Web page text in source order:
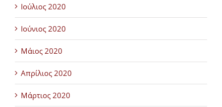
Ιούλιος 2020
Ιούνιος 2020
Μάιος 2020
Απρίλιος 2020
Μάρτιος 2020